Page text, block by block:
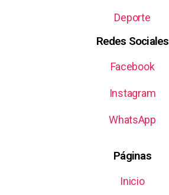
Deporte
Redes Sociales
Facebook
Instagram
WhatsApp
Páginas
Inicio